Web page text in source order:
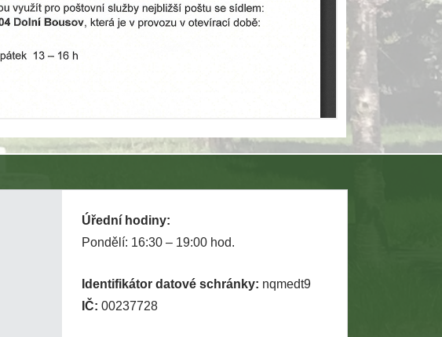
Úřední hodiny:
Pondělí: 16:30 – 19:00 hod.
Identifikátor datové schránky: nqmedt9
IČ: 00237728